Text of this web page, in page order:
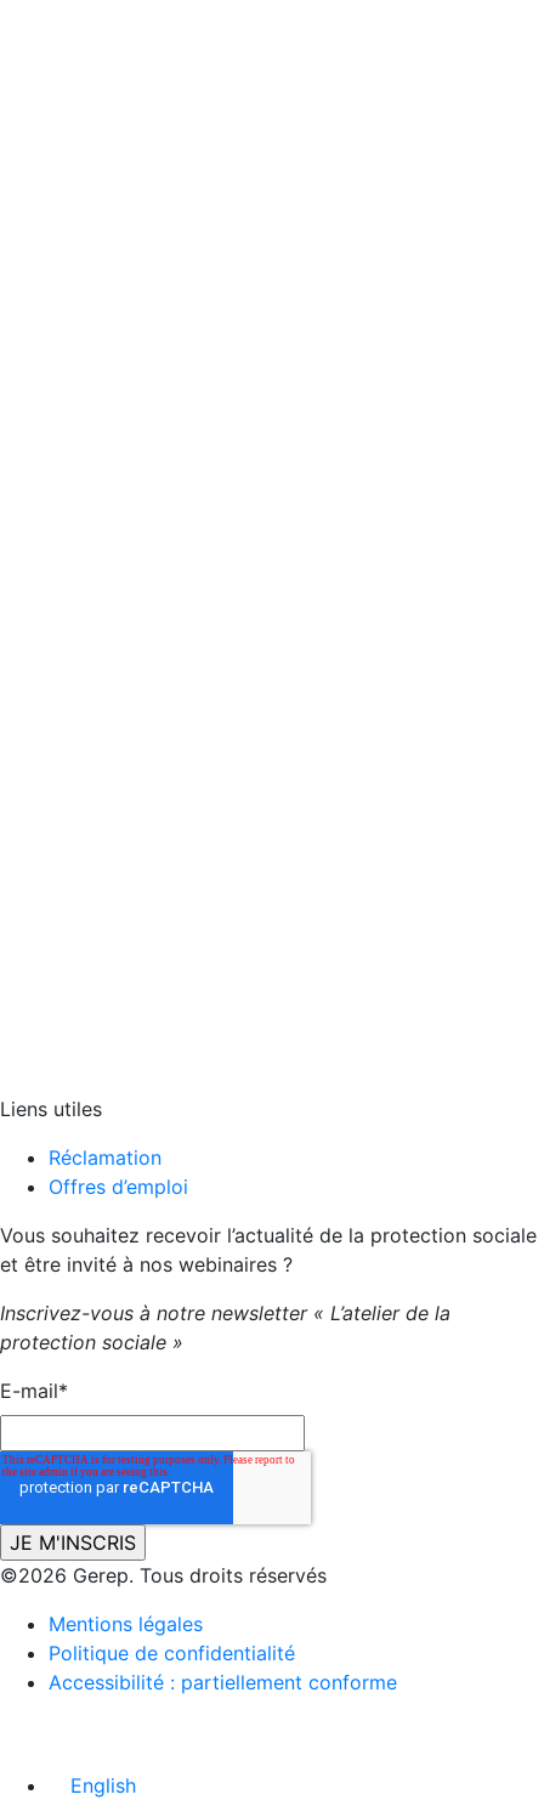
Liens utiles
Réclamation
Offres d’emploi
Vous souhaitez recevoir l’actualité de la protection sociale
et être invité à nos webinaires ?
Inscrivez-vous à notre newsletter « L’atelier de la
protection sociale »
E-mail*
©2026 Gerep. Tous droits réservés
Mentions légales
Politique de confidentialité
Accessibilité : partiellement conforme
English